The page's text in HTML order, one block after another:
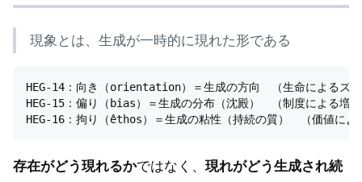
現象とは、生成が一時的に現れた形である
HEG-14：向き（orientation）＝生成の方向　（生命によるズ
HEG-15：偏り（bias）＝生成の分布（沈殿）　（制度による増
存在がどう現れるかではなく、 現れがどう生成され続